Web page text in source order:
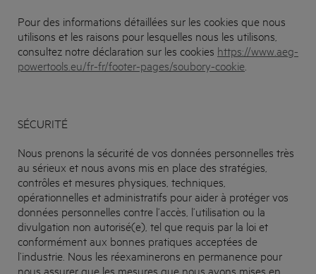
Pour des informations détaillées sur les cookies que nous
utilisons et les raisons pour lesquelles nous les utilisons,
consultez notre déclaration sur les cookies https://www.aeg-
powertools.eu/fr-fr/footer-pages/soubory-cookie
SÉCURITÉ
Nous prenons la sécurité de vos données personnelles très
au sérieux et nous avons mis en place des stratégies,
contrôles et mesures physiques, techniques,
opérationnelles et administratifs pour aider à protéger vos
données personnelles contre l’accès, l’utilisation ou la
divulgation non autorisé(e), tel que requis par la loi et
conformément aux bonnes pratiques acceptées de
l’industrie. Nous les réexaminerons en permanence pour
nous assurer que les mesures que nous avons mises en